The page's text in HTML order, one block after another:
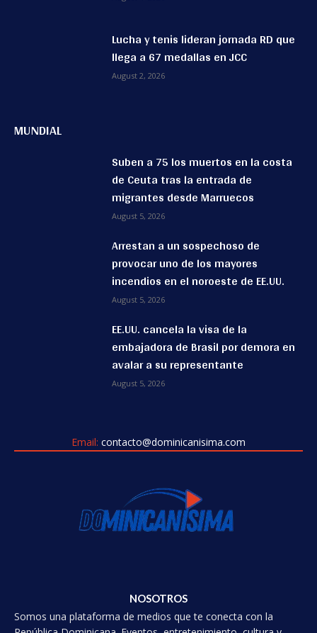
Lucha y tenis lideran jornada RD que
llega a 67 medallas en JCC
August 2, 2026
MUNDIAL
Suben a 75 los muertos en la costa
de Ceuta tras la entrada de
migrantes desde Marruecos
August 5, 2026
Arrestan a un sospechoso de
provocar uno de los mayores
incendios en el noroeste de EE.UU.
August 5, 2026
EE.UU. cancela la visa de la
embajadora de Brasil por demora en
avalar a su representante
August 5, 2026
Email: contacto@dominicanisima.com
NOSOTROS
Somos una plataforma de medios que te conecta con la